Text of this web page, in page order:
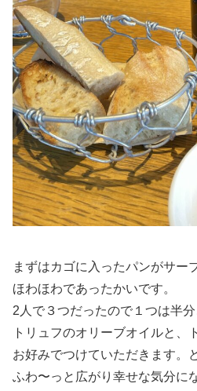
まずはカゴに入ったパンがサー
ほわほわであったかいです。
2人で３つだったので１つは半
トリュフのオリーブオイルと、
お好みでつけていただきます。
ふわ〜っと広がり幸せな気分に